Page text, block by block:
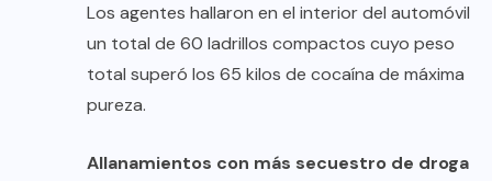
Los agentes hallaron en el interior del automóvil
un total de 60 ladrillos compactos cuyo peso
total superó los 65 kilos de cocaína de máxima
pureza.
Allanamientos con más secuestro de droga